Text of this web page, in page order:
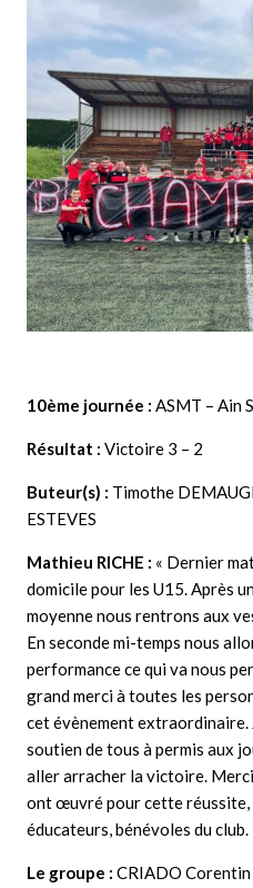
10ème journée : ASMT – Ain
Résultat : Victoire 3 – 2
Buteur(s) : Timothe
ESTEVES
Mathieu RICHE : « Dernier
domicile pour les U15. Après
moyenne nous rentrons aux
En seconde mi-temps nous
performance ce qui va nous
grand merci à toutes les
cet évènement extraordinaire.
soutien de tous à permis aux
aller arracher la victoire.
ont œuvré pour cette réussite,
éducateurs, bénévoles du club.
Le groupe : CRIADO